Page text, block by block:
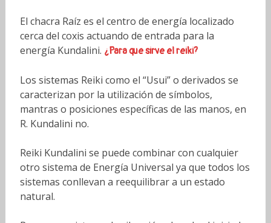
El chacra Raíz es el centro de energía localizado
cerca del coxis actuando de entrada para la
energía Kundalini. ¿Para que sirve el reiki?
Los sistemas Reiki como el “Usui” o derivados se
caracterizan por la utilización de símbolos,
mantras o posiciones específicas de las manos, en
R. Kundalini no.
Reiki Kundalini se puede combinar con cualquier
otro sistema de Energía Universal ya que todos los
sistemas conllevan a reequilibrar a un estado
natural.